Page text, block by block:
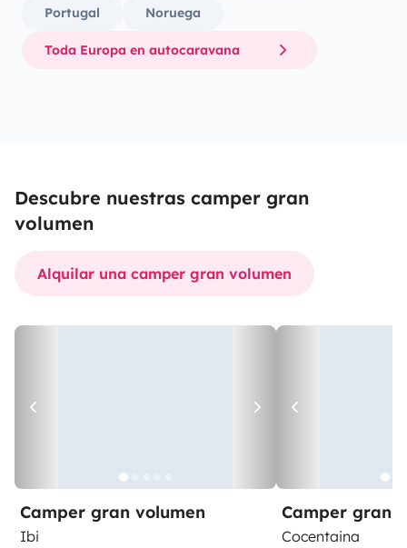
Portugal Noruega
Toda Europa en autocaravana
Descubre nuestras camper gran
volumen
Alquilar una camper gran volumen
Camper gran volumen
Ibi
Camper gran
Cocentaina